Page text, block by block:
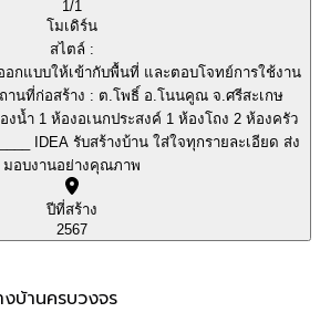
1/1
โมเดิร์น
สไตล์ :
ออกแบบให้เข้ากับพื้นที่ และตอบโจทย์การใช้งาน
นที่ก่อสร้าง : ต.โพธิ์ อ.โนนคูณ จ.ศรีสะเกษ
น้ำ 1 ห้องอเนกประสงค์ 1 ห้องโถง 2 ห้องครัว
IDEA รับสร้างบ้าน ใส่ใจทุกรายละเอียด ส่ง
มอบงานอย่างคุณภาพ
ปีที่สร้าง
2567
บ้านครบวงจร